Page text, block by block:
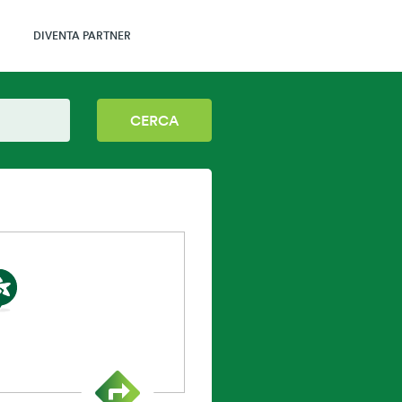
DIVENTA PARTNER
CERCA